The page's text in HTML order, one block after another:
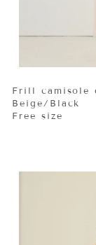
Frill camisole
Beige/Black
Free size